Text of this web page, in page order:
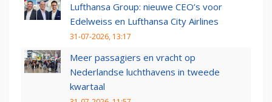
Lufthansa Group: nieuwe CEO’s voor
Edelweiss en Lufthansa City Airlines
31-07-2026, 13:17
Meer passagiers en vracht op
Nederlandse luchthavens in tweede
kwartaal